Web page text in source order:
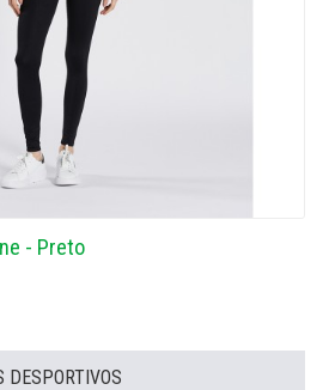
- Preto
DESPORTIVOS